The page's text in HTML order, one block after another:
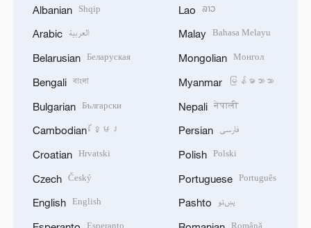
Albanian Shqip
Arabic العربية
Belarusian Беларуская
Bengali বাংলা
Bulgarian Български
Cambodian ខ្មែរ
Croatian Hrvatski
Czech Český
English English
Lao ລາວ
Malay Bahasa Melayu
Mongolian Монгол
Myanmar မြန်မာဘာသာ
Nepali नेपाली
Persian فارسی
Polish Polski
Portuguese Português
Pashto پښتو